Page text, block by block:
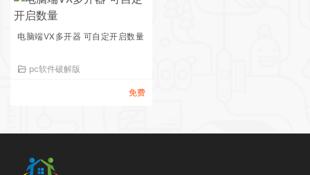
电脑端VX多开器 可自定开启数量
pc软件破解版
免费